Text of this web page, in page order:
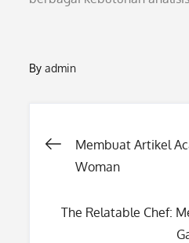
Byadmin
Post
Membuat Artikel
Woman
The Relatable Chef: